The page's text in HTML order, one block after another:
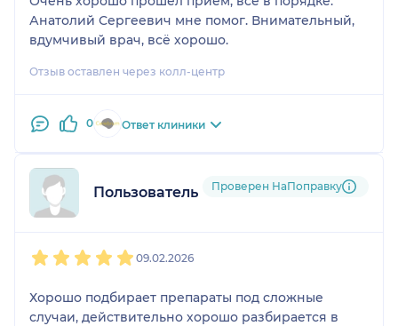
Анатолий Сергеевич мне помог. Внимательный,
вдумчивый врач, всё хорошо.
Отзыв оставлен через колл-центр
0 Ответ клиники
Пользователь НаПоправку
Проверен НаПоправку
09.02.2026
Хорошо подбирает препараты под сложные
случаи, действительно хорошо разбирается в